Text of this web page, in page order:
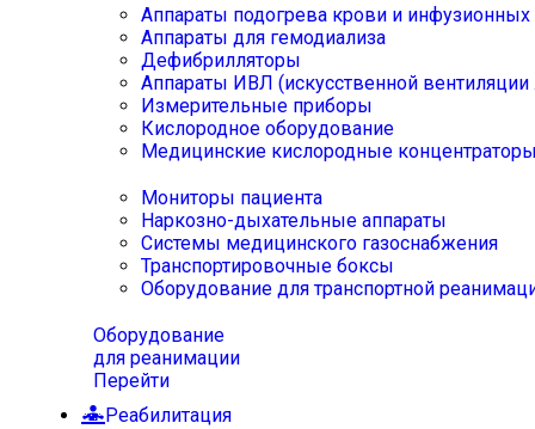
Аппараты подогрева крови и инфузионных
Аппараты для гемодиализа
Дефибрилляторы
Аппараты ИВЛ (искусственной вентиляции
Измерительные приборы
Кислородное оборудование
Медицинские кислородные
Мониторы пациента
Наркозно-дыхательные аппараты
Системы медицинского газоснабжения
Транспортировочные боксы
Оборудование для транспортной
Оборудование
для реанимации
Перейти
Реабилитация